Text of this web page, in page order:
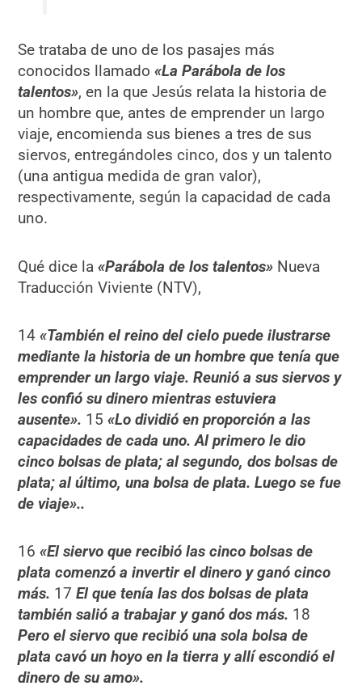
Se trataba de uno de los pasajes más
conocidos llamado«La Parábola de los
talentos», en la que Jesús relata la historia de
un hombre que, antes de emprender un largo
viaje, encomienda sus bienes a tres de sus
siervos, entregándoles cinco, dos y un talento
(una antigua medida de gran valor),
respectivamente, según la capacidad de cada
uno.
Qué dice la«Parábola de los talentos» Nueva
Traducción Viviente (NTV),
14«También el reino del cielo puede ilustrarse
mediante la historia de un hombre que tenía que
emprender un largo viaje. Reunió a sus siervos y
les confió su dinero mientras estuviera
ausente». 15«Lo dividió en proporción a las
capacidades de cada uno. Al primero le dio
cinco bolsas de plata; al segundo, dos bolsas de
plata; al último, una bolsa de plata. Luego se fue
de viaje»..
16«El siervo que recibió las cinco bolsas de
plata comenzó a invertir el dinero y ganó cinco
más. 17El que tenía las dos bolsas de plata
también salió a trabajar y ganó dos más. 18
Pero el siervo que recibió una sola bolsa de
plata cavó un hoyo en la tierra y allí escondió el
dinero de su amo».